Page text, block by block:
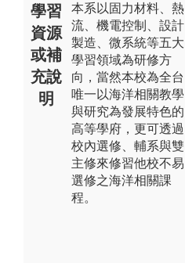
學習
資源
或補
充說
明
本系以固力材料、熱
流、機電控制、設計
製造、微系統等五大
學習領域為研修方
向，當然本校為全台
唯一以海洋相關教學
與研究為發展特色的
高等學府，更可透過
校內選修、輔系與雙
主修來修習他校不易
選修之海洋相關課
程。